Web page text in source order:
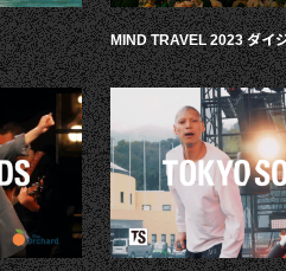
MIND TRAVEL 2023 ダイ